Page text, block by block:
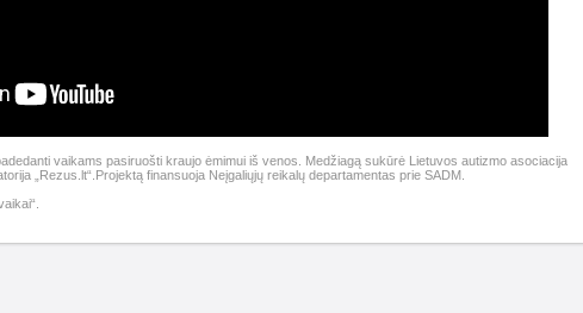
vaikams pasiruošti kraujo ėmimui iš venos. Medžiagą sukūrė Lietuvos autizmo asociacija
„Rezus.lt“.Projektą finansuoja Neįgaliųjų reikalų departamentas prie SADM.